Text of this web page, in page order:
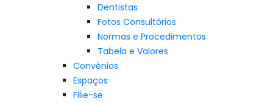
Dentistas
Fotos Consultórios
Normas e Procedimentos
Tabela e Valores
Convênios
Espaços
Filie-se